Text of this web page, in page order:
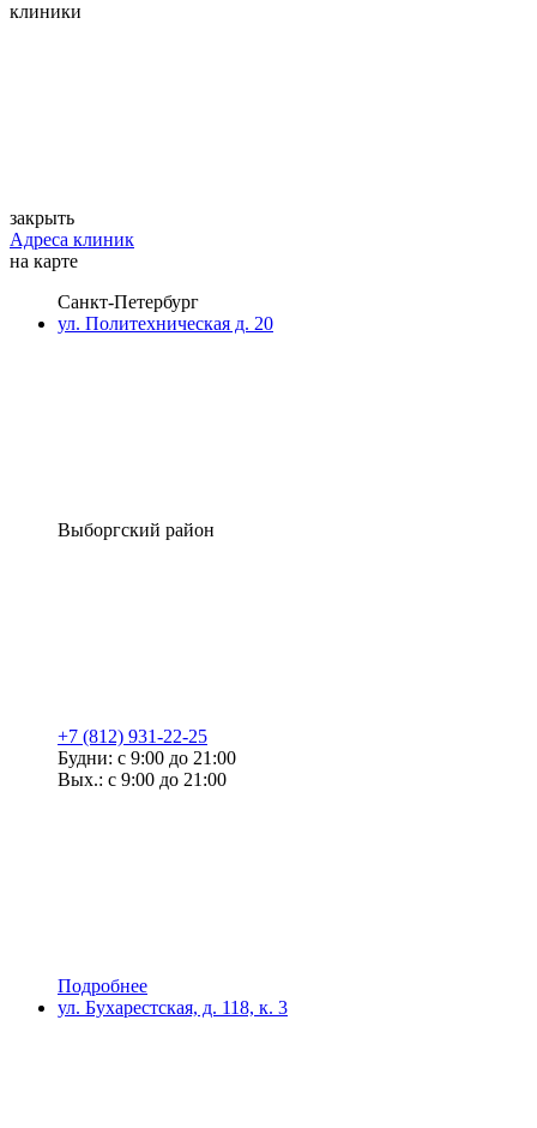
клиники
закрыть
Адреса клиник
на карте
Санкт-Петербург
ул. Политехническая д. 20
Выборгский район
+7 (812) 931-22-25
Будни: с 9:00 до 21:00
Вых.: с 9:00 до 21:00
Подробнее
ул. Бухарестская, д. 118, к. 3